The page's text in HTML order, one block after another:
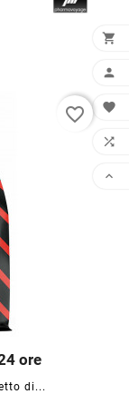
ore
di...
favorite_border




